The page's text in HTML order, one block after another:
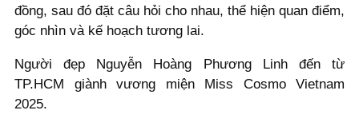
đồng, sau đó đặt câu hỏi cho nhau, thể hiện quan điểm,
góc nhìn và kế hoạch tương lai.
Người đẹp Nguyễn Hoàng Phương Linh đến từ
TP.HCM giành vương miện Miss Cosmo Vietnam
2025.